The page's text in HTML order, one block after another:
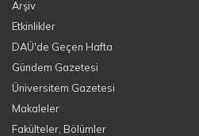
Arşiv
Etkinlikler
DAÜ'de Geçen Hafta
Gündem Gazetesi
Üniversitem Gazetesi
Makaleler
Fakülteler, Bölümler